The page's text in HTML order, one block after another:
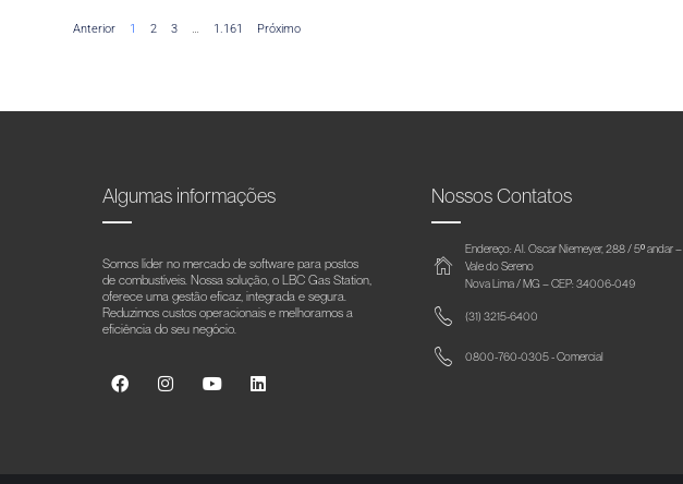
Anterior 1 2 3 … 1.161 Próximo
Algumas informações
Somos líder no mercado de software para postos
de combustíveis. Nossa solução, o LBC Gas Station,
oferece uma gestão eficaz, integrada e segura.
Reduzimos custos operacionais e melhoramos a
eficiência do seu negócio.
Nossos Contatos
Endereço: Al. Oscar Niemeyer, 288 / 5º andar –
Vale do Sereno
Nova Lima / MG – CEP: 34006-049
(31) 3215-6400
0800-760-0305 - Comercial